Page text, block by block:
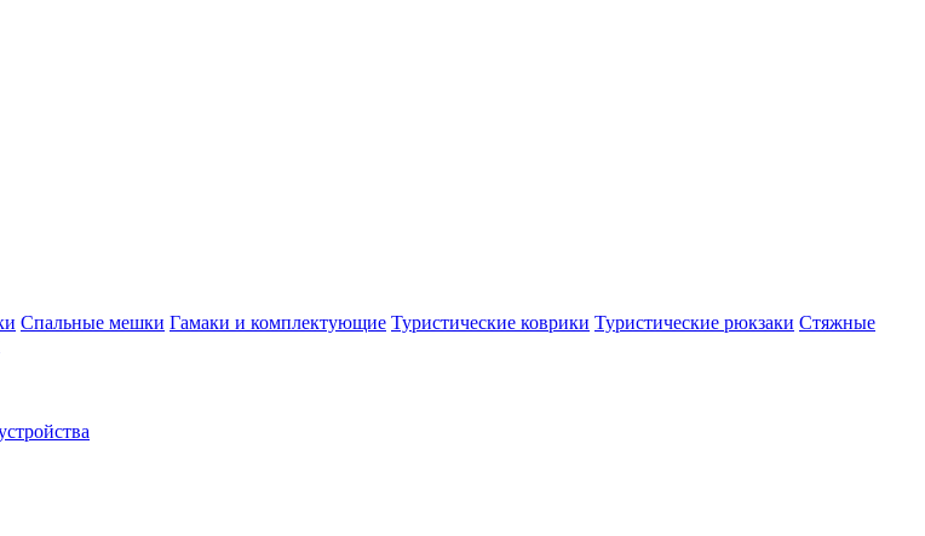
Спальные мешки Гамаки и комплектующие Туристические коврики Туристические рюкзаки Стяжные